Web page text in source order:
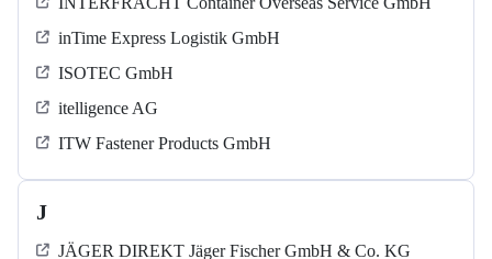
inTime Express Logistik GmbH
ISOTEC GmbH
itelligence AG
ITW Fastener Products GmbH
J
JÄGER DIREKT Jäger Fischer GmbH & Co. KG